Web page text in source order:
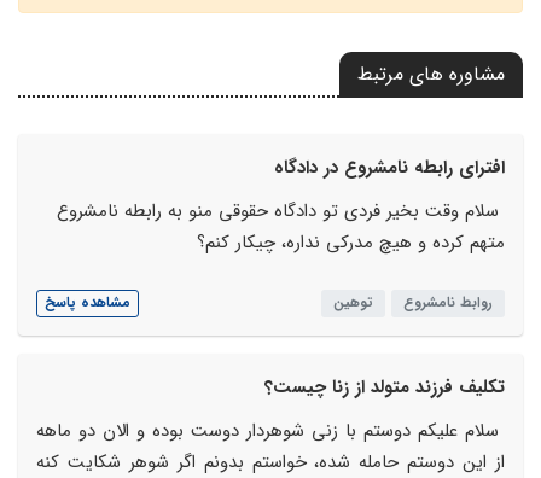
مشاوره های مرتبط
افترای رابطه نامشروع در دادگاه
سلام وقت بخیر فردی تو دادگاه حقوقی منو به رابطه نامشروع
متهم کرده و هیچ مدرکی نداره، چیکار کنم؟
روابط نامشروع توهین مشاهده پاسخ
تکلیف فرزند متولد از زنا چیست؟
سلام علیکم دوستم با زنی شوهردار دوست بوده و الان دو ماهه
از این دوستم حامله شده، خواستم بدونم اگر شوهر شکایت کنه